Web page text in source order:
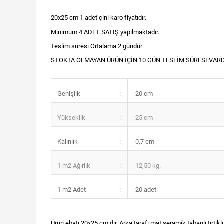
20x25 cm 1 adet çini karo fiyatıdır.
Minimum 4 ADET SATIŞ yapılmaktadır.
Teslim süresi Ortalama 2 gündür
STOKTA OLMAYAN ÜRÜN İÇİN 10 GÜN TESLİM SÜRESİ
Genişlik : 20 cm
Yükseklik : 25 cm
Kalınlık : 0,7 cm
1 m2 Ağırlık : 12,50 kg.
1 m2 Adet : 20 adet